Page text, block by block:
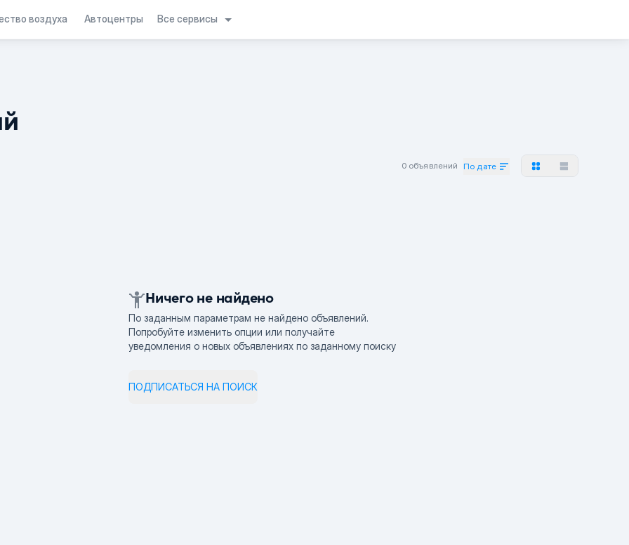
воздуха Автоцентры Все сервисы
0 объявлений По дате
Ничего не найдено
По заданным параметрам не найдено объявлений.
Попробуйте изменить опции или получайте
уведомления о новых объявлениях по заданному поиску
ПОДПИСАТЬСЯ НА ПОИСК